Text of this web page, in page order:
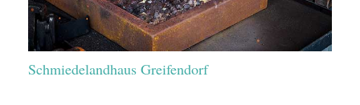
Schmiedelandhaus Greifendorf